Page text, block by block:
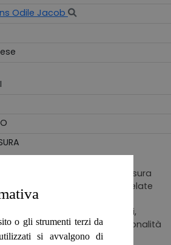
Odile Jacob
scientifico rilegato in brossura
solo titolata, superfici velate
toni ingialliti dalla luce,
Testo con ampi margini,
matita, ottimo l'aspetto, tonalità
236.
o gli strumenti terzi da
si avvalgono di